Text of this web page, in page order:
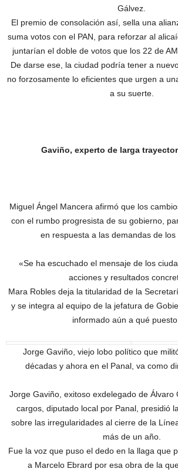
Gálvez.
El premio de consolación así, sella una
suma votos con el PAN, para reforzar al
juntarían el doble de votos que los 22 de
De darse ese, la ciudad podría tener a
no forzosamente lo eficientes que urgen a
a su suerte.
Gaviño, experto de larga
Miguel Ángel Mancera afirmó que los
con el rumbo progresista de su gobierno,
en respuesta a las demandas de los
«Se ha escuchado el mensaje de los
acciones y resultados
Mara Robles deja la titularidad de la
y se integra al equipo de la jefatura de
informado aún a qué puesto
Jorge Gaviño, viejo lobo político que
décadas y ahora en el Panal, va como
Jorge Gaviño, exitoso exdelegado de Álvaro
cargos, diputado local por Panal, presidió
sobre las irregularidades al cierre de la
más de un año.
Fue la voz que puso el dedo en la llaga que
a Marcelo Ebrard por esa obra de la